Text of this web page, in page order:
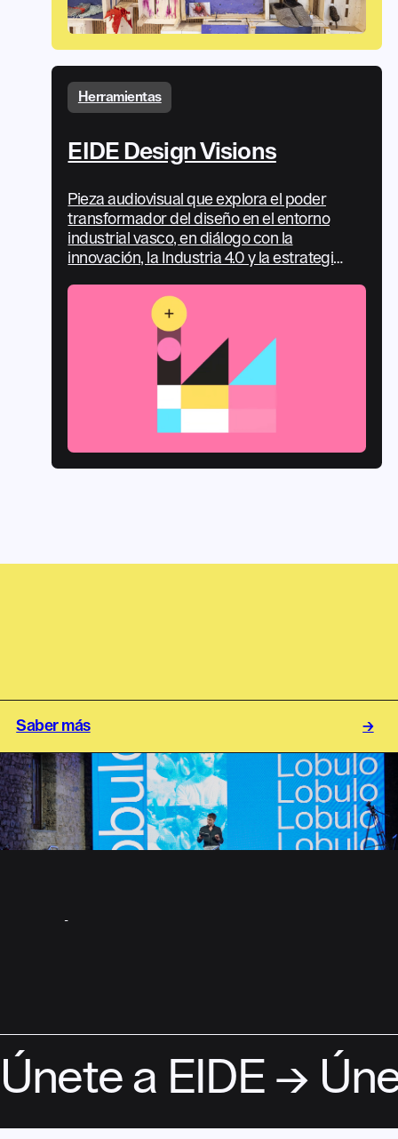
Herramientas
EIDE Design Visions
Pieza audiovisual que explora el poder
transformador del diseño en el entorno
industrial vasco, en diálogo con la
innovación, la Industria 4.0 y la estrategia
Saber más →→
Únete a EIDE →